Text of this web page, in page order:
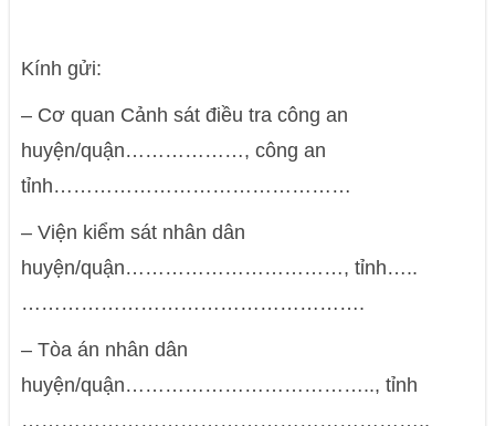
Kính gửi:
– Cơ quan Cảnh sát điều tra công an
huyện/quận………………, công an
tỉnh………………………………………
– Viện kiểm sát nhân dân
huyện/quận……………………………, tỉnh…..
…………………………………………….
– Tòa án nhân dân
huyện/quận……………………………….., tỉnh
……………………………………………………..